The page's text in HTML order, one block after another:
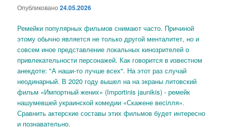
Опубликовано24.05.2026
Ремейки популярных фильмов снимают часто. Причиной
этому обычно является не только другой менталитет, но и
совсем иное представление локальных кинозрителей о
привлекательности персонажей. Как говорится в известном
анекдоте: "А наши-то лучше всех". На этот раз случай
неодинарный. В 2020 году вышел на на экраны литовский
фильм «Импортный жених» (Importinis jaunikis) - ремейк
нашумевшей украинской комедии «Скажене весiлля».
Сравнить актерские составы этих фильмов будет интересно
и познавательно.